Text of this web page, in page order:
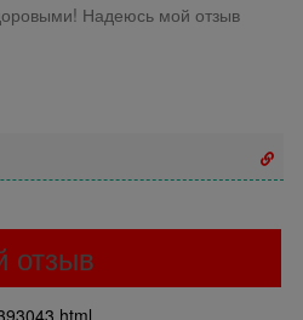
Надеюсь мой отзыв
отзыв